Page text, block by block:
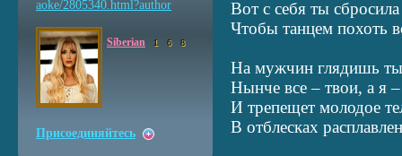
Вот с себя ты
Чтобы танцем похоть
На мужчин глядишь
Нынче все – твои, а я
И трепещет молодое
В отблесках
aoke/2805340.html?author
Siberian 1 6 8
Присоединяйтесь